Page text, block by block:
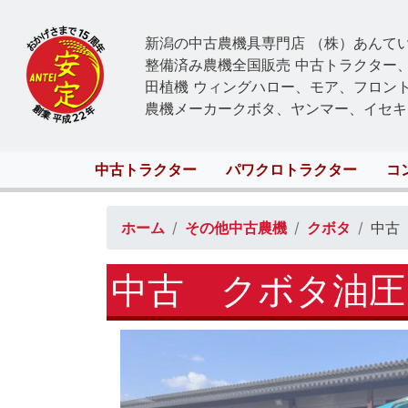
新潟の中古農機具専門店 （株）あんて
整備済み農機全国販売 中古トラクター
田植機 ウィングハロー、モア、フロン
農機メーカークボタ、ヤンマー、イセ
Main
navigation
中古トラクター パワクロトラクター コ
ホーム その他中古農機 クボタ 中古
中古 クボタ油